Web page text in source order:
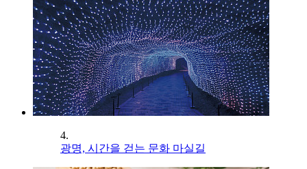
4.
광명, 시간을 걷는 문화 마실길